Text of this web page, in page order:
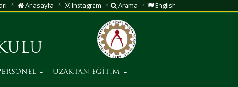
Anasayfa Instagram Arama English
UZAKTAN EĞİTİM